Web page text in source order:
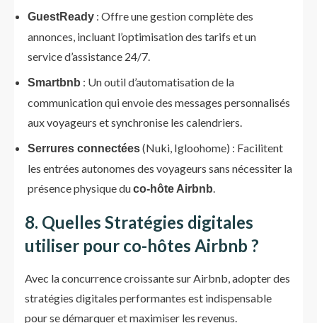
GuestReady : Offre une gestion complète des
annonces, incluant l’optimisation des tarifs et un
service d’assistance 24/7.
Smartbnb : Un outil d’automatisation de la
communication qui envoie des messages personnalisés
aux voyageurs et synchronise les calendriers.
Serrures connectées(Nuki, Igloohome) : Facilitent
les entrées autonomes des voyageurs sans nécessiter la
présence physique duco-hôte Airbnb.
8. Quelles Stratégies digitales
utiliser pour co-hôtes Airbnb ?
Avec la concurrence croissante sur Airbnb, adopter des
stratégies digitales performantes est indispensable
pour se démarquer et maximiser les revenus.